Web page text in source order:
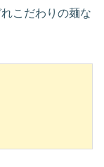
こだわりの麺な